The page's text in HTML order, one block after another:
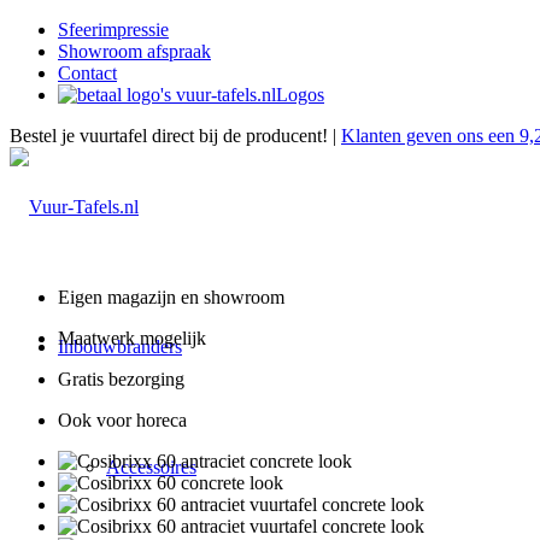
Sfeerimpressie
Showroom afspraak
Contact
Logos
Bestel je vuurtafel direct bij de producent! | Klanten geven ons een
Inbouwbranders
Accessoires
Eigen magazijn en showroom
Maatwerk mogelijk
Gratis bezorging
Ook voor horeca